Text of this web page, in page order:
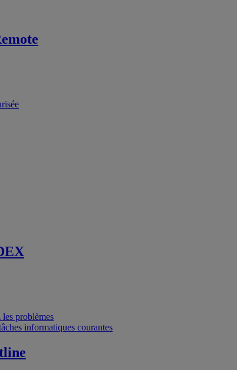
problèmes
informatiques courantes